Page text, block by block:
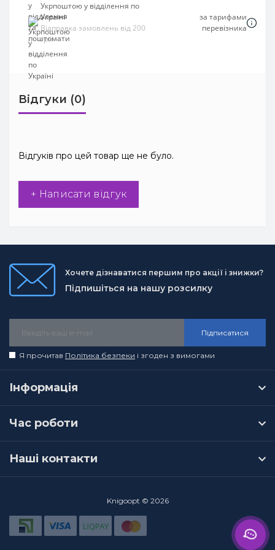
Укрпоштою у відділення по
Україні
Відправка замовлень від 200
грн
за тарифами
перевізника
Відгуки (0)
Відгуків про цей товар ще не було.
+ Написати відгук
Хочете дізнаватися першим про акції і знижки?
Підпишіться на нашу розсилку
Підписатися
Я прочитав Політика безпеки і згоден з вимогами
Інформація
Час роботи
Наші контакти
Knigoopt © 2026